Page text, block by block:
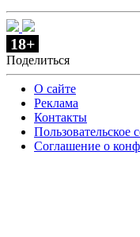
18+
Поделиться
О сайте
Реклама
Контакты
Пользовательское
Соглашение о